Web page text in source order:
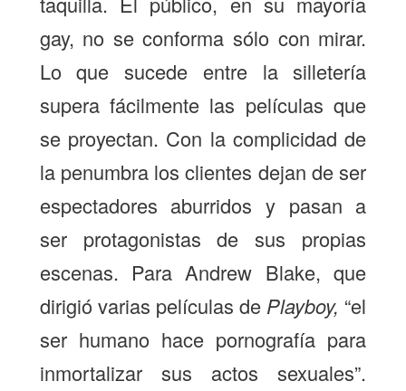
gay, no se conforma sólo con mirar.
Lo que sucede entre la silletería
supera fácilmente las películas que
se proyectan. Con la complicidad de
la penumbra los clientes dejan de ser
espectadores aburridos y pasan a
ser protagonistas de sus propias
escenas. Para Andrew Blake, que
dirigió varias películas de Playboy, “el
ser humano hace pornografía para
inmortalizar sus actos sexuales”.